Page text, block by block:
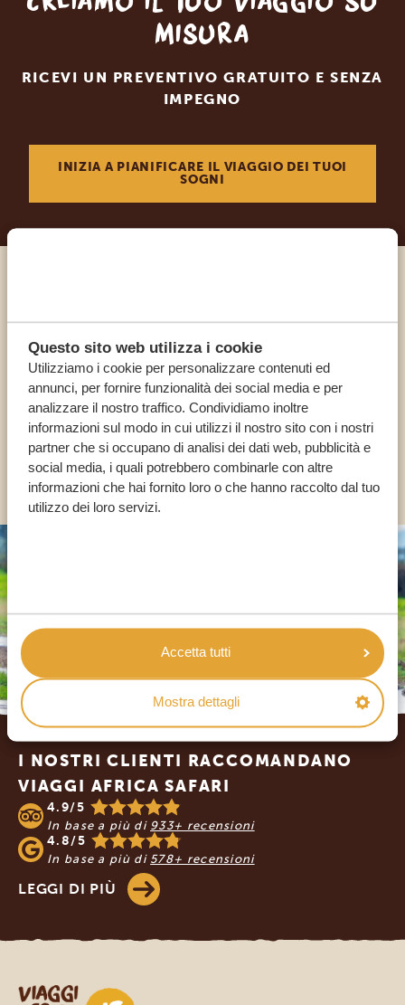
Questo sito web utilizza i cookie
Utilizziamo i cookie per personalizzare contenuti ed
annunci, per fornire funzionalità dei social media e per
analizzare il nostro traffico. Condividiamo inoltre
informazioni sul modo in cui utilizzi il nostro sito con i nostri
partner che si occupano di analisi dei dati web, pubblicità e
social media, i quali potrebbero combinarle con altre
informazioni che hai fornito loro o che hanno raccolto dal tuo
utilizzo dei loro servizi.
Accetta tutti
Mostra dettagli
misura
RICEVI UN PREVENTIVO GRATUITO E SENZA
IMPEGNO
INIZIA A PIANIFICARE IL VIAGGIO DEI TUOI
SOGNI
I NOSTRI SPECIALISTI SONO QUI PER TE
IT:+39 0694806854
ALTRI PAESI
Footer
I NOSTRI CLIENTI RACCOMANDANO
VIAGGI AFRICA SAFARI
4.9/5
In base a più di 933+ recensioni
4.8/5
In base a più di 578+ recensioni
LEGGI DI PIÙ
Viaggi Africa Safari